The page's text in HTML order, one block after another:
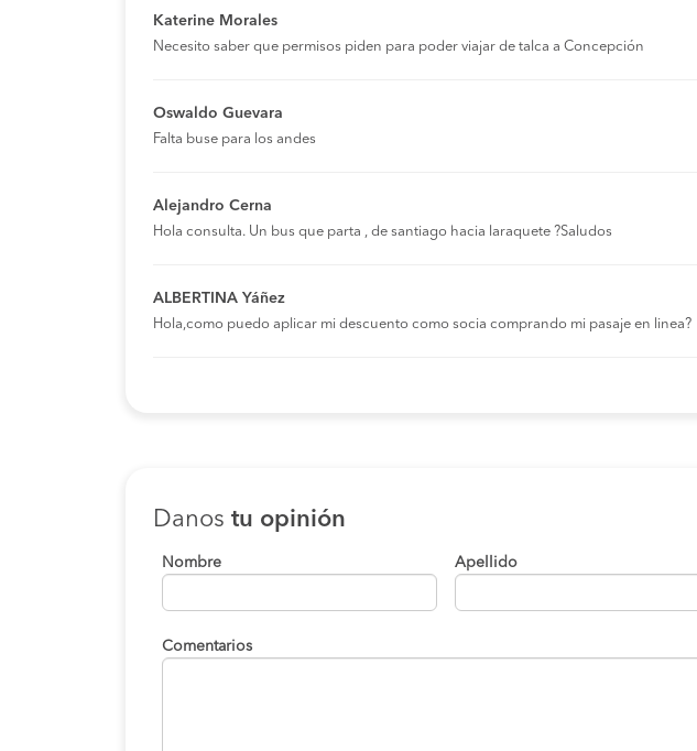
Katerine Morales
Necesito saber que permisos piden para poder viajar de talca a Concepción
Oswaldo Guevara
Falta buse para los andes
Alejandro Cerna
Hola consulta. Un bus que parta , de santiago hacia laraquete ?Saludos
ALBERTINA Yáñez
Hola,como puedo aplicar mi descuento como socia comprando mi pasaje en linea?
Danos tu opinión
Nombre Apellido
Comentarios